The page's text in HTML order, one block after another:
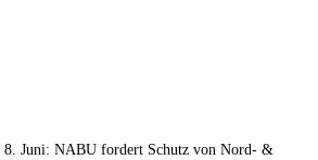
8. Juni: NABU fordert Schutz von Nord- &